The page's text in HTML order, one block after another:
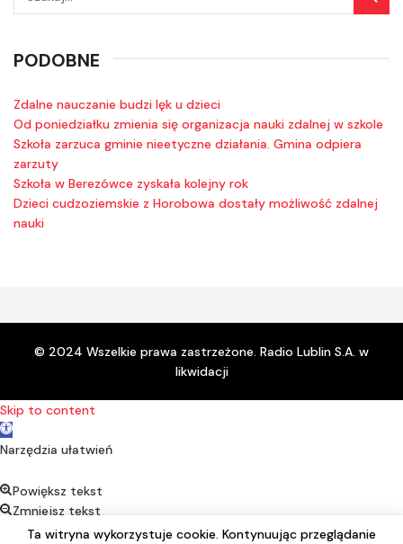
PODOBNE
Zdalne nauczanie budzi lęk u dzieci
Od poniedziałku zmienia się organizacja nauki zdalnej w szkole
Szkoła zarzuca gminie nieetyczne działania. Gmina odpiera
zarzuty
Szkoła w Berezówce zyskała kolejny rok
Dzieci cudzoziemskie z Horobowa dostały możliwość zdalnej
nauki
© 2024 Wszelkie prawa zastrzeżone. Radio Lublin S.A. w
likwidacji
Ta witryna wykorzystuje cookie. Kontynuując przeglądanie
Skip to content
Open toolbar
Narzędzia ułatwień
Powiększ tekst
Zmniejsz tekst
Kontrast